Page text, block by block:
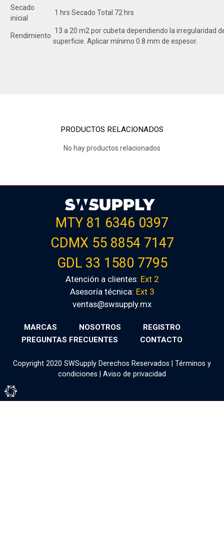
Secado
inicial
1 hrs Secado Total 72 hrs
Rendimiento
13 a 20 m2 por cubeta dependiendo la irregularidad
superficie. Aplicar mínimo 0.8 mm de espesor.
PRODUCTOS RELACIONADOS
No hay productos relacionados
MTY 81 6346 0397
CDMX 55 8854 7147
GDL 33 1580 7795
Atención a clientes: Ext 2
Asesoría técnica: Ext 3
ventas@swsupply.mx
MARCAS NOSOTROS
REGISTRO
PREGUNTAS FRECUENTES
CONTACTO
Copyright 2020 SWSupply Derechos Reservados | Términos y
condiciones
Aviso de privacidad